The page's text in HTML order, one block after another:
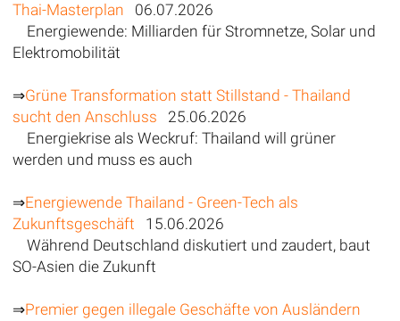
Thai-Masterplan 06.07.2026
Energiewende: Milliarden für Stromnetze, Solar und
Elektromobilität
⇒Grüne Transformation statt Stillstand - Thailand
sucht den Anschluss 25.06.2026
Energiekrise als Weckruf: Thailand will grüner
werden und muss es auch
⇒Energiewende Thailand - Green-Tech als
Zukunftsgeschäft 15.06.2026
Während Deutschland diskutiert und zaudert, baut
SO-Asien die Zukunft
⇒Premier gegen illegale Geschäfte von Ausländern